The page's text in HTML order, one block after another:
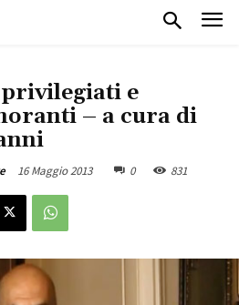
e
– a cura di
16 Maggio 2013 0 831